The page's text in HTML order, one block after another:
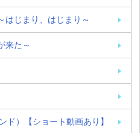
はじまり、はじまり～
来た～
ド）【ショート動画あり】